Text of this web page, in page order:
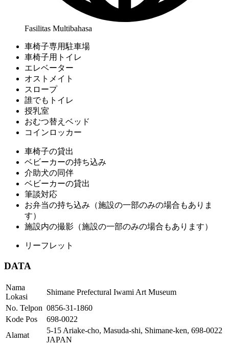
Fasilitas Multibahasa
車椅子専用駐車場
車椅子用トイレ
エレベーター
オストメイト
スロープ
誰でもトイレ
授乳室
おむつ替えベッド
コインロッカー
車椅子の貸出
ベビーカーの持ち込み
介助犬の同伴
ベビーカーの貸出
筆談対応
お弁当の持ち込み（施設の一部のみの場合もありま
す）
施設内の撮影（施設の一部のみの場合もあります）
リーフレット
DATA
Nama
Lokasi
Shimane Prefectural Iwami Art Museum
No. Telpon 0856-31-1860
Kode Pos
698-0022
Alamat
5-15 Ariake-cho, Masuda-shi, Shimane-ken, 698-0022
JAPAN